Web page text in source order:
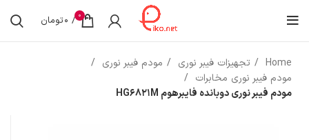
0
/
0تومان
Home تجهیزات فیبر نوری
مودم فیبر نوری
مودم فیبر نوری مخابرات
مودم فیبر نوری دوبانده فایبرهوم HG6821M